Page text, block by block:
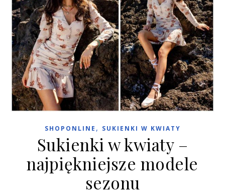
SHOPONLINE , SUKIENKI W KWIATY
Sukienki w kwiaty –
najpiękniejsze modele
sezonu